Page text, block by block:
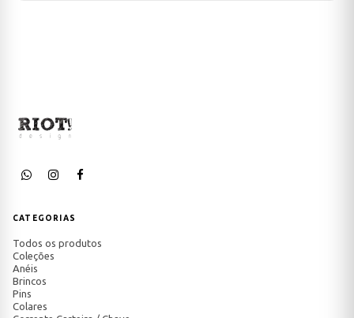
CATEGORIAS
Todos os produtos
Coleções
Anéis
Brincos
Pins
Colares